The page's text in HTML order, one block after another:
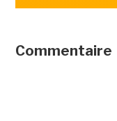
Commentaire